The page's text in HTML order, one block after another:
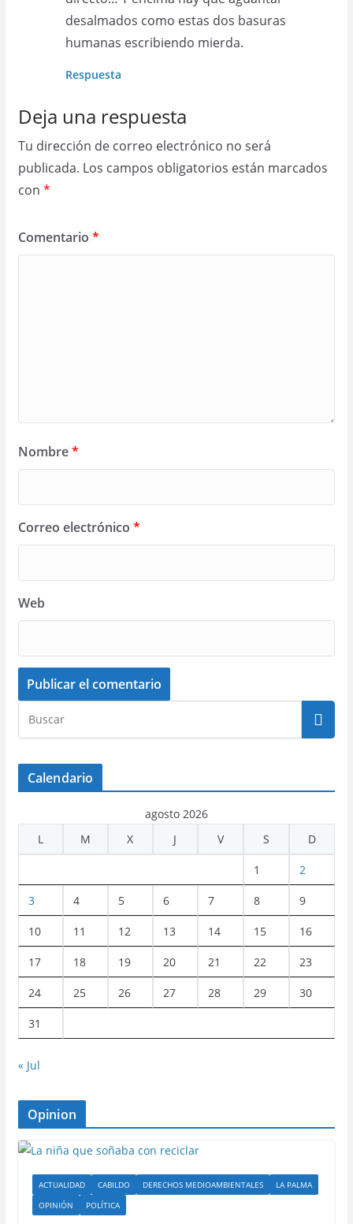
desalmados como estas dos basuras
humanas escribiendo mierda.
Respuesta
Deja una respuesta
Tu dirección de correo electrónico no será
publicada. Los campos obligatorios están marcados
con *
Comentario *
Nombre*
Correo electrónico *
Web
Calendario
agosto 2026
L
M X J V S D
1 2
3 4 5 6 7 8 9
10 11 12 13 14 15 16
17 18 19 20 21 22 23
24 25 26 27 28 29 30
31
« Jul
Opinion
ACTUALIDAD CABILDO DERECHOS MEDIOAMBIENTALES
LA PALMA
OPINIÓN
POLÍTICA